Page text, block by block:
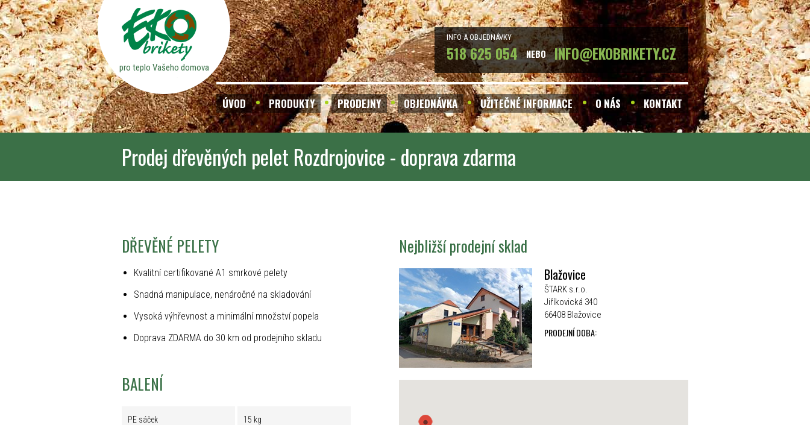
pro teplo Vašeho domova
INFO A OBJEDNÁVKY
518 625 054 NEBO INFO@EKOBRIKETY.CZ
ÚVOD PRODUKTY PRODEJNY OBJEDNÁVKA UŽITEČNÉ INFORMACE O NÁS KONTAKT
Prodej dřevěných pelet Rozdrojovice - doprava zdarma
DŘEVĚNÉ PELETY
Kvalitní certifikované A1 smrkové pelety
Snadná manipulace, nenáročné na skladování
Vysoká výhřevnost a minimální množství popela
Doprava ZDARMA do 30 km od prodejního skladu
BALENÍ
PE sáček 15 kg
Nejbližší prodejní sklad
Blažovice
ŠTARK s.r.o.
Jiříkovická 340
66408 Blažovice
PRODEJNÍ DOBA: